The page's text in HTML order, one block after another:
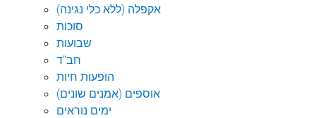
אקפלה (ללא כלי נגינה)
סוכות
שבועות
חב"ד
הופעות חיות
אוספים (אמנים שונים)
ימים נוראים